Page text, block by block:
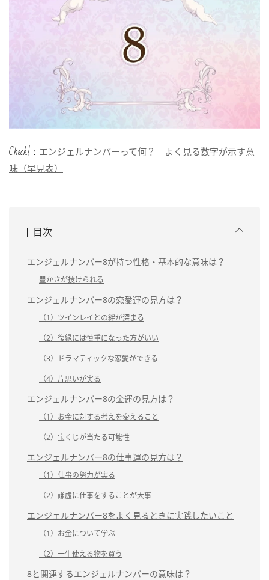
Check!： エンジェルナンバーって何？ よく見る数字が示す意
味（早見表）
目次
エンジェルナンバー8が持つ性格・基本的な意味は？
豊かさが授けられる
エンジェルナンバー8の恋愛運の見方は？
（1）ツインレイとの絆が深まる
（2）復縁には慎重になった方がいい
（3）ドラマティックな恋愛ができる
（4）片思いが実る
エンジェルナンバー8の金運の見方は？
（1）お金に対する考えを変えること
（2）宝くじが当たる可能性
エンジェルナンバー8の仕事運の見方は？
（1）仕事の努力が実る
（2）謙虚に仕事をすることが大事
エンジェルナンバー8をよく見るときに実践したいこと
（1）お金について学ぶ
（2）一生使える物を買う
8と関連するエンジェルナンバーの意味は？